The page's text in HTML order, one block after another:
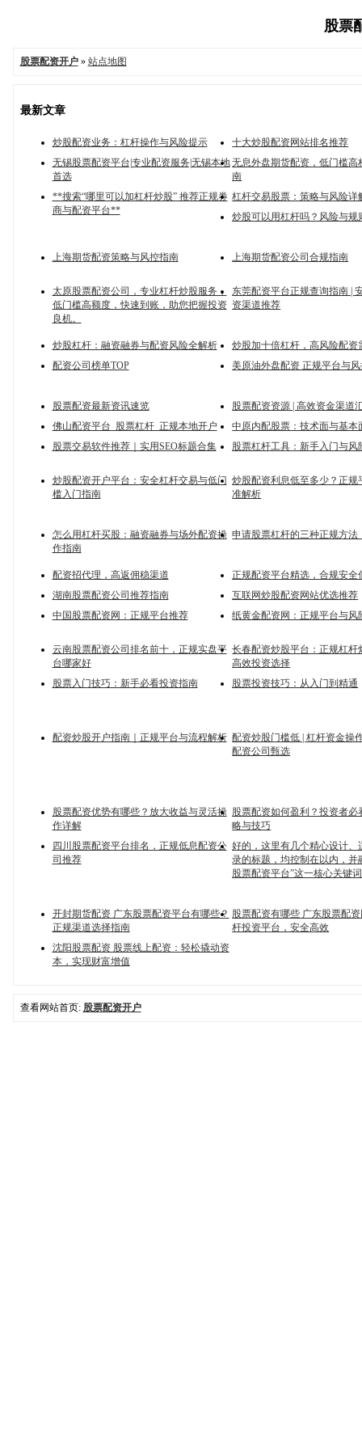
股票
股票配资开户» 站点地图
最新文章
炒股配资业务：杠杆操作与风险提示
十大炒股配资网站排名推荐
无锡股票配资平台|专业配资服务|无锡本地
首选
无息外盘期货配资，低门槛高
南
**搜索“哪里可以加杠杆炒股” 推荐正规券
商与配资平台**
杠杆交易股票：策略与风险详
炒股可以用杠杆吗？风险与规
上海期货配资策略与风控指南 上海期货配资公司合规指南
太原股票配资公司，专业杠杆炒股服务，
低门槛高额度，快速到账，助您把握投资
良机。
东莞配资平台正规查询指南 |
资渠道推荐
炒股杠杆：融资融券与配资风险全解析
炒股加十倍杠杆，高风险配资
配资公司榜单TOP
美原油外盘配资 正规平台与
股票配资最新资讯速览
股票配资资源 | 高效资金渠道
佛山配资平台_股票杠杆_正规本地开户
中原内配股票：技术面与基本
股票交易软件推荐｜实用SEO标题合集
股票杠杆工具：新手入门与风
炒股配资开户平台：安全杠杆交易与低门
槛入门指南
炒股配资利息低至多少？正规
准解析
怎么用杠杆买股：融资融券与场外配资操
作指南
申请股票杠杆的三种正规方法
配资招代理，高返佣稳渠道
正规配资平台精选，合规安全
湖南股票配资公司推荐指南
互联网炒股配资网站优选推荐
中国股票配资网：正规平台推荐
纸黄金配资网：正规平台与风
云南股票配资公司排名前十，正规实盘平
台哪家好
长春配资炒股平台：正规杠杆
高效投资选择
股票入门技巧：新手必看投资指南
股票投资技巧：从入门到精通
配资炒股开户指南｜正规平台与流程解析 配资炒股门槛低 | 杠杆资金操
配资公司甄选
股票配资优势有哪些？放大收益与灵活操
作详解
股票配资如何盈利？投资者必
略与技巧
四川股票配资平台排名，正规低息配资公
司推荐
好的，这里有几个精心设计、
录的标题，均控制在以内，并
股票配资平台”这一核心关键
开封期货配资 广东股票配资平台有哪些？
正规渠道选择指南
股票配资有哪些 广东股票配
杆投资平台，安全高效
沈阳股票配资 股票线上配资：轻松撬动资
本，实现财富增值
查看网站首页: 股票配资开户